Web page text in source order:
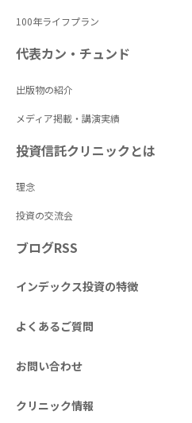
100年ライフプラン
代表カン・チュンド
出版物の紹介
メディア掲載・講演実績
投資信託クリニックとは
理念
投資の交流会
ブログRSS
インデックス投資の特徴
よくあるご質問
お問い合わせ
クリニック情報